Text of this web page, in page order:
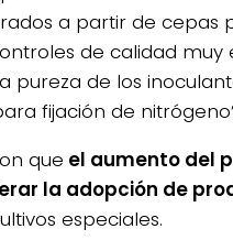
a partir de cepas
de calidad muy
de los
fijación de
que el aumento del
la adopción de
especiales.